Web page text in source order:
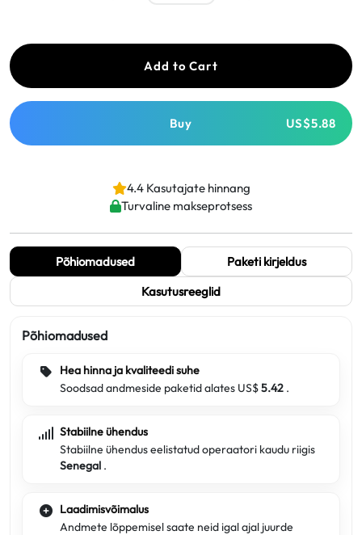
Add to Cart
Buy US$5.88
4.4 Kasutajate hinnang
Turvaline makseprotsess
Põhiomadused
Paketi kirjeldus
Kasutusreeglid
Põhiomadused
Hea hinna ja kvaliteedi suhe
Soodsad andmeside paketid alates US$5.42 .
Stabiilne ühendus
Stabiilne ühendus eelistatud operaatori kaudu riigis
Senegal .
Laadimisvõimalus
Andmete lõppemisel saate neid igal ajal juurde